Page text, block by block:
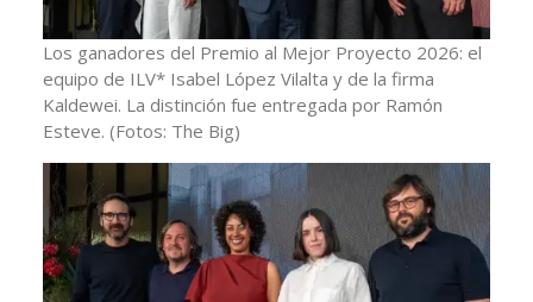
Los ganadores del Premio al Mejor Proyecto 2026: el
equipo de ILV* Isabel López Vilalta y de la firma
Kaldewei. La distinción fue entregada por Ramón
Esteve. (Fotos: The Big)